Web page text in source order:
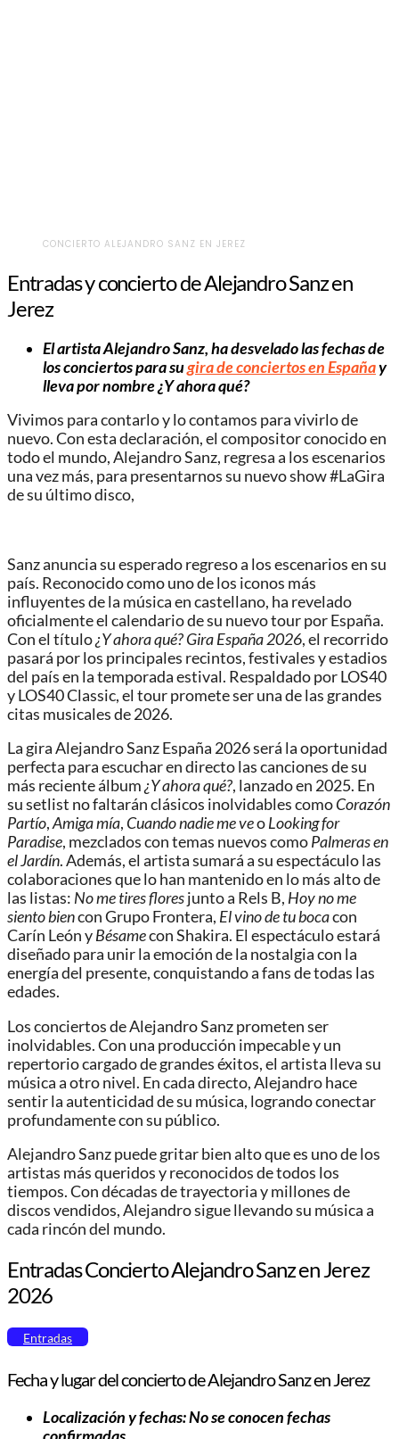
CONCIERTO ALEJANDRO SANZ EN JEREZ
Entradas y concierto de Alejandro Sanz en
Jerez
El artista Alejandro Sanz, ha desvelado las fechas de
los conciertos para sugira de conciertos en Españay
lleva por nombre ¿Y ahora qué?
Vivimos para contarlo y lo contamos para vivirlo de
nuevo. Con esta declaración, el compositor conocido en
todo el mundo, Alejandro Sanz, regresa a los escenarios
una vez más, para presentarnos su nuevo show #LaGira
de su último disco,
Sanz anuncia su esperado regreso a los escenarios en su
país. Reconocido como uno de los iconos más
influyentes de la música en castellano, ha revelado
oficialmente el calendario de su nuevo tour por España.
Con el título¿Y ahora qué? Gira España 2026, el recorrido
pasará por los principales recintos, festivales y estadios
del país en la temporada estival. Respaldado por LOS40
y LOS40 Classic, el tour promete ser una de las grandes
citas musicales de 2026.
La gira Alejandro Sanz España 2026 será la oportunidad
perfecta para escuchar en directo las canciones de su
más reciente álbum¿Y ahora qué?, lanzado en 2025. En
su setlist no faltarán clásicos inolvidables comoCorazón
Partío,Amiga mía, Cuando nadie me veoLooking for
Paradise, mezclados con temas nuevos comoPalmeras en
el Jardín. Además, el artista sumará a su espectáculo las
colaboraciones que lo han mantenido en lo más alto de
las listas: No me tires floresjunto a Rels B, Hoy no me
siento biencon Grupo Frontera, El vino de tu bocacon
Carín León yBésamecon Shakira. El espectáculo estará
diseñado para unir la emoción de la nostalgia con la
energía del presente, conquistando a fans de todas las
edades.
Los conciertos de Alejandro Sanz prometen ser
inolvidables. Con una producción impecable y un
repertorio cargado de grandes éxitos, el artista lleva su
música a otro nivel. En cada directo, Alejandro hace
sentir la autenticidad de su música, logrando conectar
profundamente con su público.
Alejandro Sanz puede gritar bien alto que es uno de los
artistas más queridos y reconocidos de todos los
tiempos. Con décadas de trayectoria y millones de
discos vendidos, Alejandro sigue llevando su música a
cada rincón del mundo.
Entradas Concierto Alejandro Sanz en Jerez
2026
Entradas
Fecha y lugar del concierto de Alejandro Sanz en Jerez
Localización y fechas: No se conocen fechas